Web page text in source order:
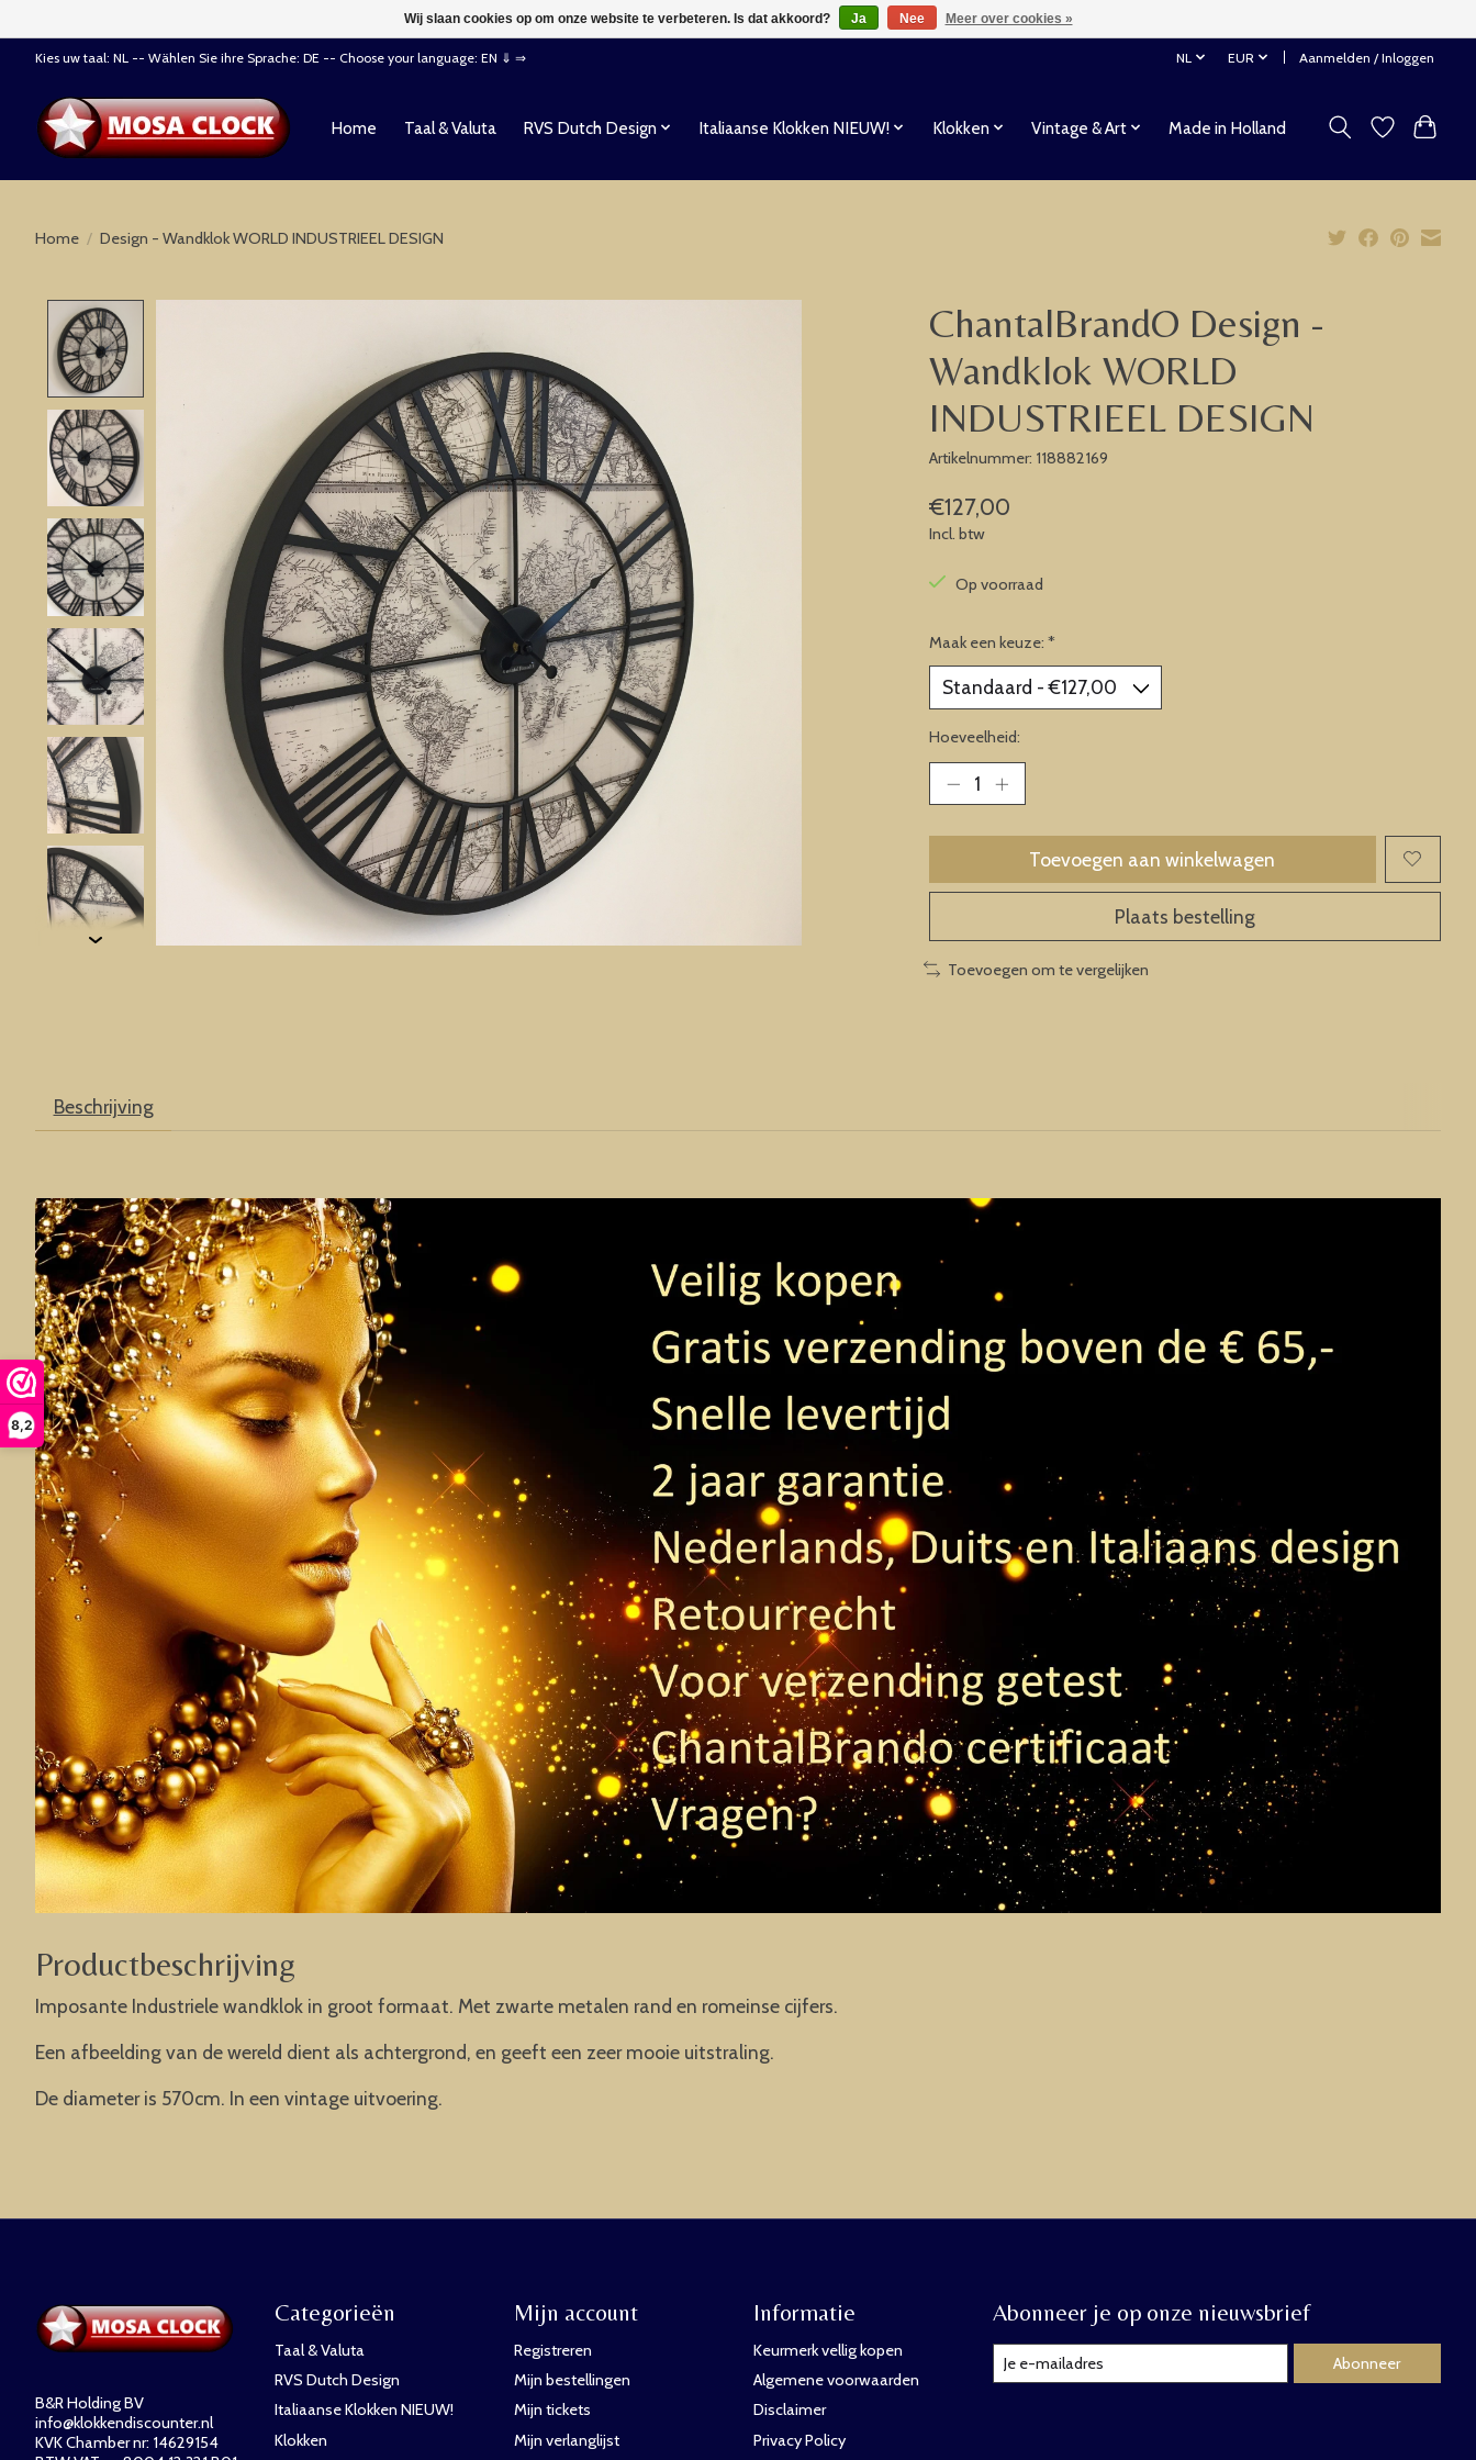
8,2
Kies uw taal: NL -- Wählen Sie ihre Sprache: DE -- Choose your language: EN ⇓ ⇒ NL EUR Aanmelden / Inloggen
Home Taal & Valuta RVS Dutch Design Italiaanse Klokken NIEUW! Klokken Vintage & Art Made in Holland
Home / Design - Wandklok WORLD INDUSTRIEEL DESIGN
ChantalBrandO Design -
Wandklok WORLD
INDUSTRIEEL DESIGN
Artikelnummer: 118882169
€127,00
Incl. btw
Op voorraad
Maak een keuze: *
Hoeveelheid:
Toevoegen aan winkelwagen
Plaats bestelling
Toevoegen om te vergelijken
Beschrijving
Productbeschrijving
Imposante Industriele wandklok in groot formaat. Met zwarte metalen rand en romeinse cijfers.
Een afbeelding van de wereld dient als achtergrond, en geeft een zeer mooie uitstraling.
De diameter is 570cm. In een vintage uitvoering.
B&R Holding BV
info@klokkendiscounter.nl
KVK Chamber nr: 14629154
Categorieën
Taal & Valuta
RVS Dutch Design
Italiaanse Klokken NIEUW!
Klokken
Mijn account
Registreren
Mijn bestellingen
Mijn tickets
Mijn verlanglijst
Informatie
Keurmerk vellig kopen
Algemene voorwaarden
Disclaimer
Privacy Policy
Abonneer je op onze nieuwsbrief
Abonneer
Wij slaan cookies op om onze website te verbeteren. Is dat akkoord? Ja Nee Meer over cookies »